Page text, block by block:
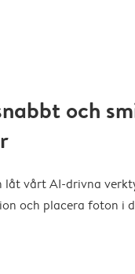
och
låt vårt AI-drivna
och placera foton i